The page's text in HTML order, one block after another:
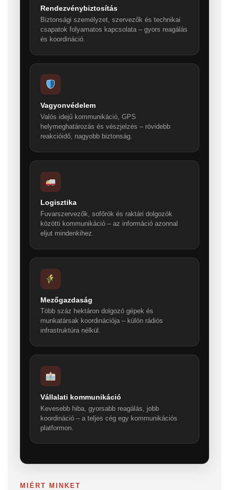
Rendezvénybiztosítás
Biztonsági személyzet, szervezők és technikai
csapatok folyamatos kapcsolata – gyors reagálás
és koordináció.
Vagyonvédelem
Valós idejű kommunikáció, GPS
helymeghatározás és vészjelzés – rövidebb
reakcióidő, nagyobb biztonság.
Logisztika
Fuvarszervezők, sofőrök és raktári dolgozók
közötti kommunikáció – az információ azonnal
eljut mindenkihez.
Mezőgazdaság
Több száz hektáron dolgozó gépek és
munkatársak koordinációja – külön rádiós
infrastruktúra nélkül.
Vállalati kommunikáció
Kevesebb hiba, gyorsabb reagálás, jobb
koordináció – a teljes cég egy kommunikációs
platformon.
MIÉRT MINKET